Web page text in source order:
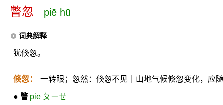
瞥忽 piē hū
词典解释
犹倏忽。
倏忽： 一转眼；忽然：倏忽不见｜山地气候倏忽变化，应
● 瞥 piē ㄆㄧㄝˉ